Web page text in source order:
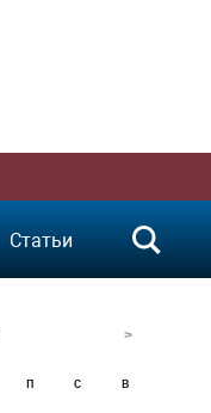
Статьи
п с в